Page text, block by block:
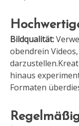
Bildqualität:
obendrein
hinaus
Formaten